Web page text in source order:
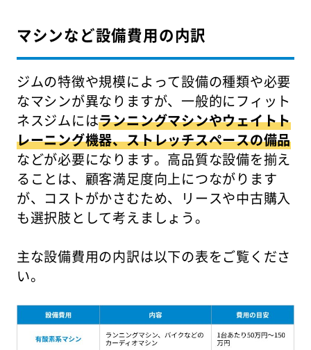
マシンなど設備費用の内訳
ジムの特徴や規模によって設備の種類や必要
なマシンが異なりますが、一般的にフィット
ネスジムにはランニングマシンやウェイトト
レーニング機器、ストレッチスペースの備品
などが必要になります。高品質な設備を揃え
ることは、顧客満足度向上につながります
が、コストがかさむため、リースや中古購入
も選択肢として考えましょう。
主な設備費用の内訳は以下の表をご覧くださ
い。